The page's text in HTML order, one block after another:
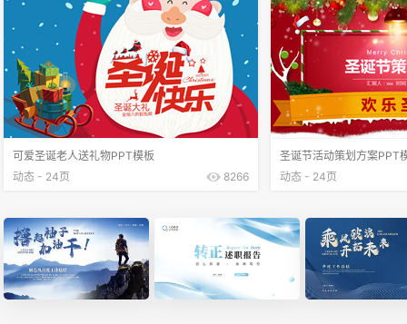
可爱圣诞老人送礼物PPT模板
动态 - 24页
8266
圣诞节活动策划方案PPT
动态 - 24页